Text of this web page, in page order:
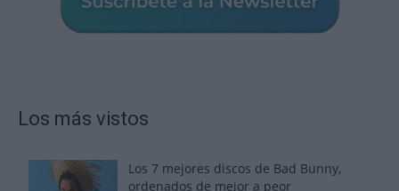
Los más vistos
Los 7 mejores discos de Bad Bunny,
ordenados de mejor a peor